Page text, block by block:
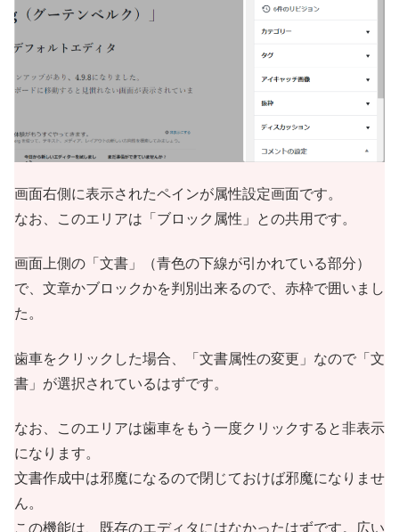
画面右側に表示されたペインが属性設定画面です。
なお、このエリアは「ブロック属性」との共用です。
画面上側の「文書」（青色の下線が引かれている部分）
で、文章かブロックかを判別出来るので、赤枠で囲いまし
た。
歯車をクリックした場合、「文書属性の変更」なので「文
書」が選択されているはずです。
なお、このエリアは歯車をもう一度クリックすると非表示
になります。
文書作成中は邪魔になるので閉じておけば邪魔になりませ
ん。
この機能は、既存のエディタにはなかったはずです。広い